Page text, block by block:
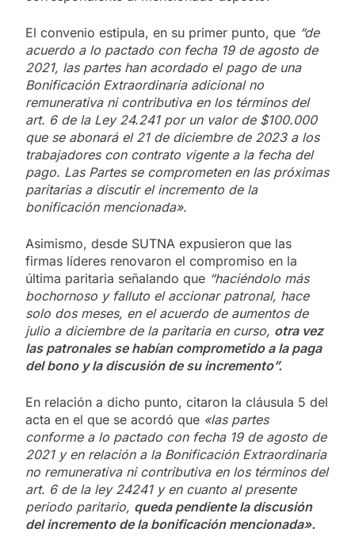
El convenio estipula, en su primer punto, que “de
acuerdo a lo pactado con fecha 19 de agosto de
2021, las partes han acordado el pago de una
Bonificación Extraordinaria adicional no
remunerativa ni contributiva en los términos del
art. 6 de la Ley 24.241 por un valor de $100.000
que se abonará el 21 de diciembre de 2023 a los
trabajadores con contrato vigente a la fecha del
pago. Las Partes se comprometen en las próximas
paritarias a discutir el incremento de la
bonificación mencionada».
Asimismo, desde SUTNA expusieron que las
firmas líderes renovaron el compromiso en la
última paritaria señalando que “haciéndolo más
bochornoso y falluto el accionar patronal, hace
solo dos meses, en el acuerdo de aumentos de
julio a diciembre de la paritaria en curso, otra vez
las patronales se habían comprometido a la paga
del bono y la discusión de su incremento”.
En relación a dicho punto, citaron la cláusula 5 del
acta en el que se acordó que «las partes
conforme a lo pactado con fecha 19 de agosto de
2021 y en relación a la Bonificación Extraordinaria
no remunerativa ni contributiva en los términos del
art. 6 de la ley 24241 y en cuanto al presente
periodo paritario, queda pendiente la discusión
del incremento de la bonificación mencionada».